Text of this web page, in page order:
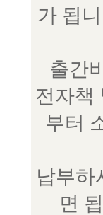
가 됩
출간
전자책
부터
납부하
면